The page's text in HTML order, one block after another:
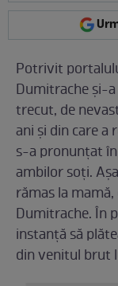
Potrivit
Dumitrache și-
trecut, de
ani și din care
s-a pronunțat în
ambilor soți.
rămas la
Dumitrache. În
instanță să
din venitul brut